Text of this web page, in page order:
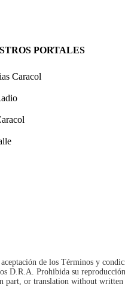
PORTALES
Caracol
de los Términos y
D.R.A. Prohibida su
part, or translation without